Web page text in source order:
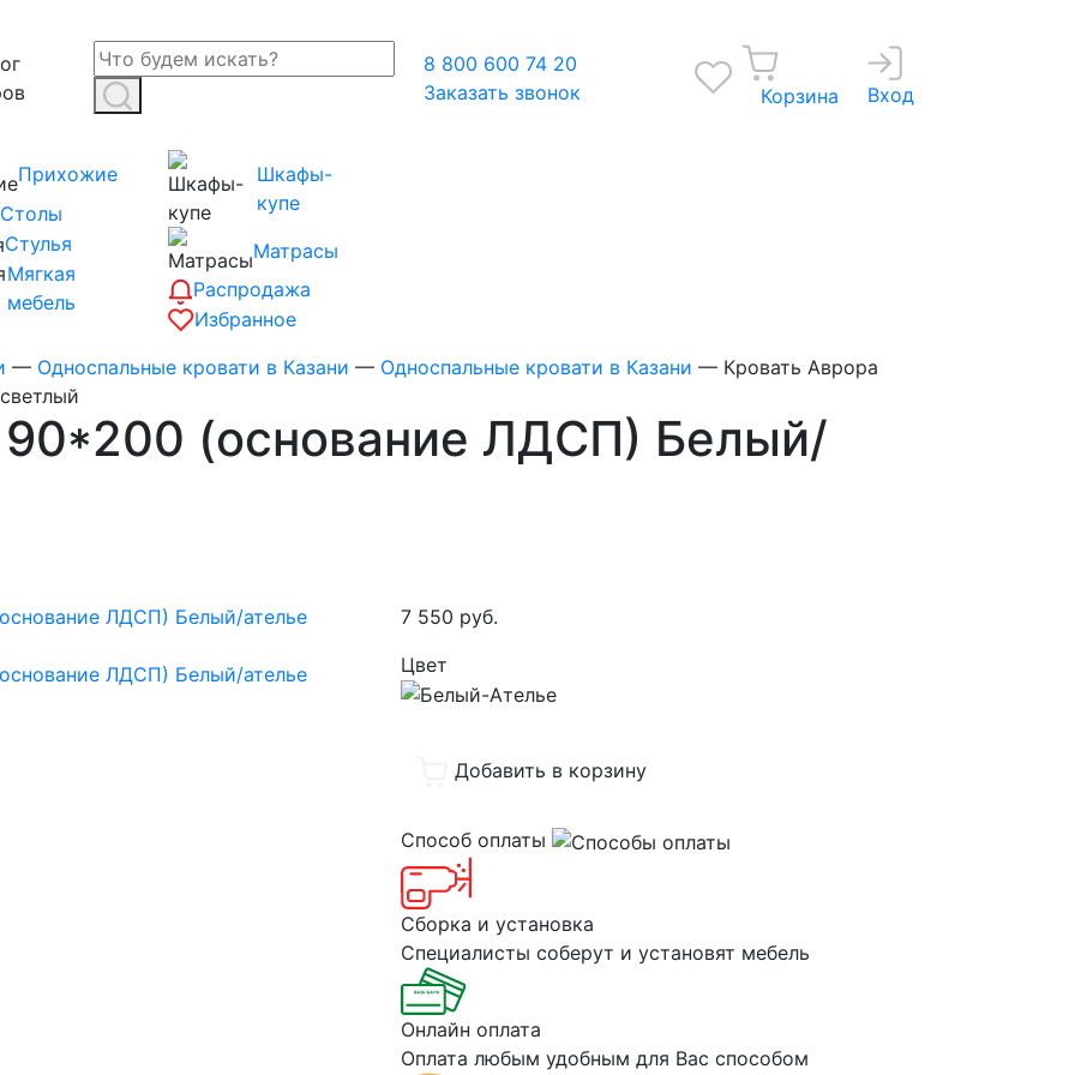
8 800 600 74 20
Заказать звонок
Корзина Вход
Прихожие
Столы
Стулья
Мягкая
мебель
Шкафы-
купе
Матрасы
Распродажа
Избранное
— Односпальные кровати в Казани — Односпальные кровати в Казани — Кровать Аврора
90*200 (основание ЛДСП) Белый/
7 550 руб.
Цвет
Добавить в корзину
Способ оплаты
Сборка и установка
Специалисты соберут и установят мебель
Онлайн оплата
Оплата любым удобным для Вас способом